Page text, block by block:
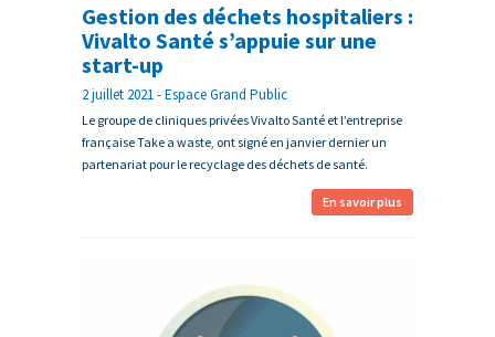
Gestion des déchets hospitaliers :
Vivalto Santé s’appuie sur une
start-up
2 juillet 2021 - Espace Grand Public
Le groupe de cliniques privées Vivalto Santé et l’entreprise
française Take a waste, ont signé en janvier dernier un
partenariat pour le recyclage des déchets de santé.
En savoir plus